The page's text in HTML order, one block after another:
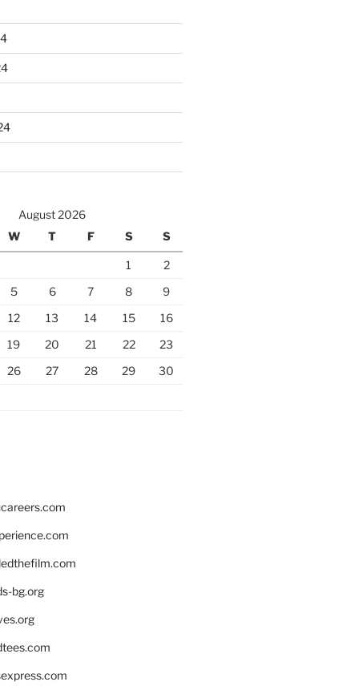
August 2026
W T F S S
1
2
5 6 7 8
9
12 13 14 15
16
19 20 21 22
23
26 27 28 29
30
bg.org